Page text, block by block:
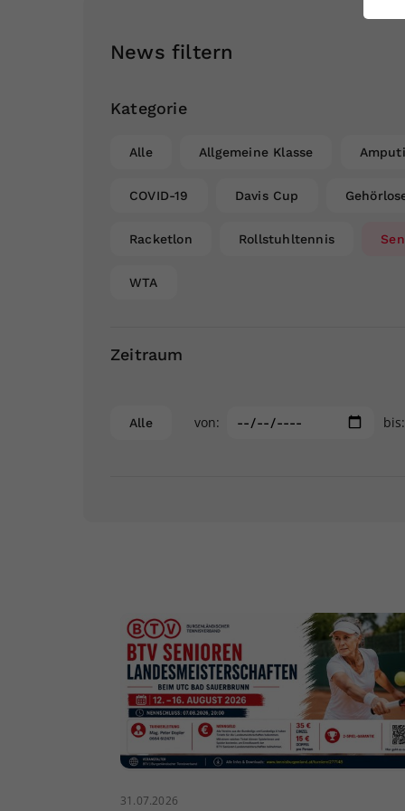
News filtern
Kategorie
Alle Allgemeine Klasse
COVID-19 Davis Cup
Racketlon Rollstuhltennis
WTA
Zeitraum
Alle von: bis:
31.07.2026